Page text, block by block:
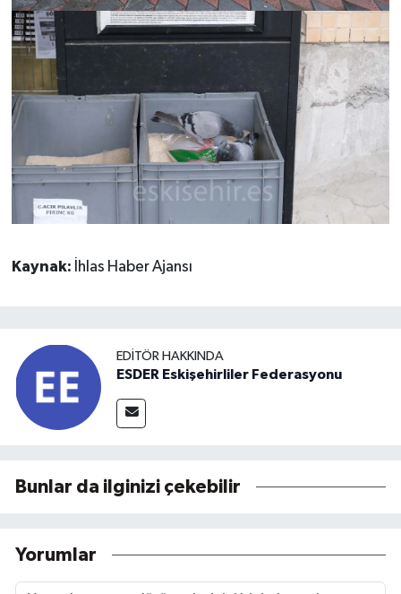
Kaynak: İhlas Haber Ajansı
EDITÖR HAKKINDA
ESDER Eskişehirliler Federasyonu
Bunlar da ilginizi çekebilir
Yorumlar